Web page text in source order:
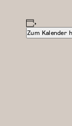
Zum Kalender